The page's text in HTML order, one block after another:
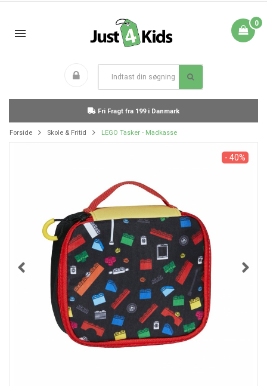
0
Fri Fragt fra 199 i Danmark
Forside Skole & Fritid LEGO Tasker - Madkasse
- 40%